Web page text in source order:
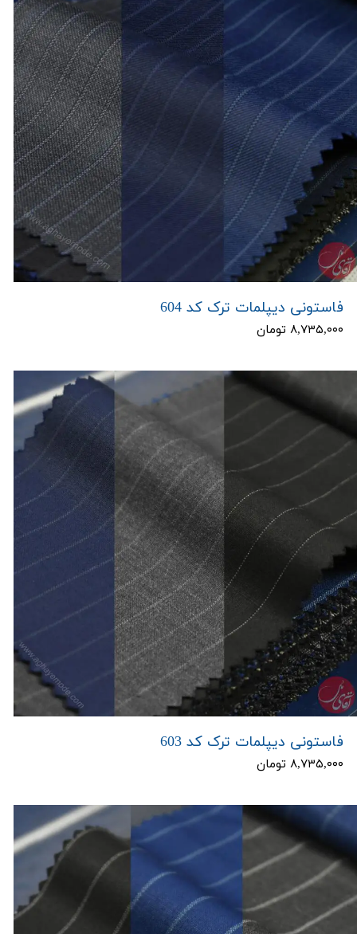
فاستونی دیپلمات ترک کد 604
۸,۷۳۵,۰۰۰ تومان
فاستونی دیپلمات ترک کد 603
۸,۷۳۵,۰۰۰ تومان